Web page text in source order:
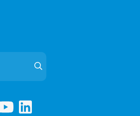
Zoeken
naar: